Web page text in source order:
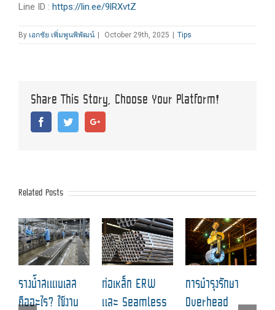
Line ID : https://lin.ee/9lRXvtZ
By เอกชัย เพิ่มพูนพิพัฒน์ October 29th, 2025 Tips
Share This Story, Choose Your Platform!
FacebookTwitterGoogle+
Related Posts
รางน้ำสแตนเลส
คืออะไร? ใช้งาน
ท่อเหล็ก ERW
และ Seamless
การบำรุงรักษา
Overhead